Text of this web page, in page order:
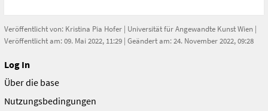
Veröffentlicht von: Kristina Pia Hofer| Universität für Angewandte Kunst Wien |
Veröffentlicht am: 09. Mai 2022, 11:29 | Geändert am: 24. November 2022, 09:28
Log In
Über die base
Nutzungsbedingungen